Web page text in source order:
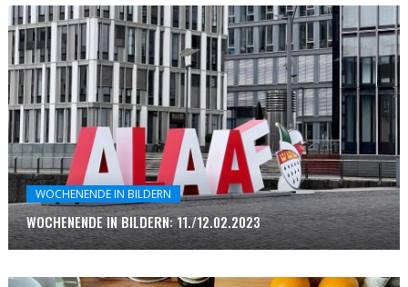
WOCHENENDE IN BILDERN
WOCHENENDE IN BILDERN: 11./12.02.2023